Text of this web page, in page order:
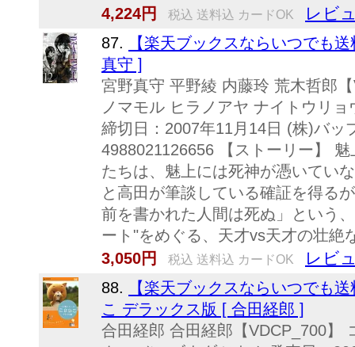
4,224円
税込 送料込 カードOK レビ
87.
【楽天ブックスならいつでも
真守 ]
宮野真守 平野綾 内藤玲 荒木哲郎
ノマモル ヒラノアヤ ナイトウリ
締切日：2007年11月14日 (株)バッ
4988021126656 【ストーリー】
たちは、魅上には死神が憑いてい
と高田が筆談している確証を得る
前を書かれた人間は死ぬ」という
ート"をめぐる、天才vs天才の壮絶
3,050円
税込 送料込 カードOK レビ
88.
【楽天ブックスならいつでも
こ デラックス版 [ 合田経郎 ]
合田経郎 合田経郎【VDCP_700】